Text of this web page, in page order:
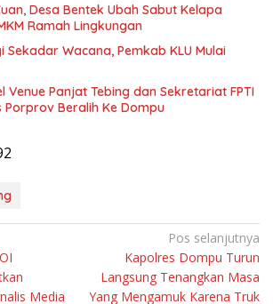
Desa Bentek Ubah Sabut Kelapa
Ramah Lingkungan
Sekadar Wacana, Pemkab KLU Mulai
Venue Panjat Tebing dan Sekretariat FPTI
Porprov Beralih Ke Dompu
Media
Pos selanjutnya
Kapolres Dompu Turun
Langsung Tenangkan Masa
Yang Mengamuk Karena Truk